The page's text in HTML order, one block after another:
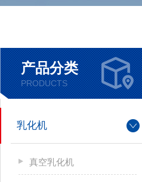
产品分类
PRODUCTS
乳化机
真空乳化机